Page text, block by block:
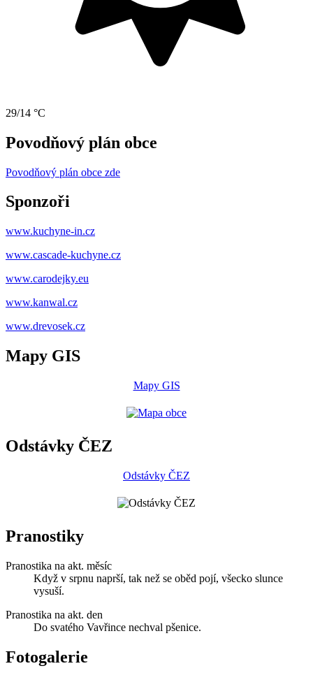
29/14 °C
Povodňový plán obce
Povodňový plán obce zde
Sponzoři
www.kuchyne-in.cz
www.cascade-kuchyne.cz
www.carodejky.eu
www.kanwal.cz
www.drevosek.cz
Mapy GIS
Mapy GIS
Odstávky ČEZ
Odstávky ČEZ
Pranostiky
Pranostika na akt. měsíc
Když v srpnu naprší, tak než se oběd pojí, všecko slunce
vysuší.
Pranostika na akt. den
Do svatého Vavřince nechval pšenice.
Fotogalerie